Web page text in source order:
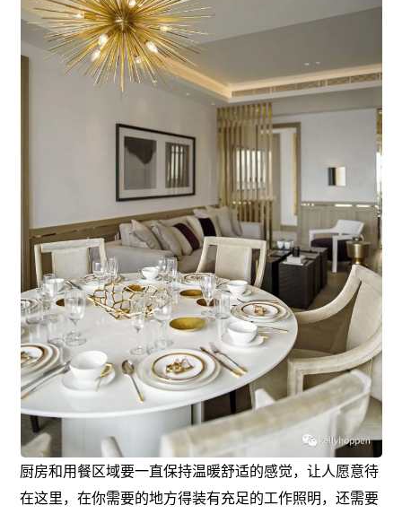
厨房和用餐区域要一直保持温暖舒适的感觉，让人愿意待
在这里，在你需要的地方得装有充足的工作照明，还需要